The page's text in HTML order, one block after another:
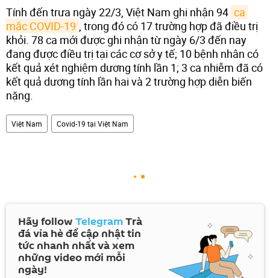
Tính đến trưa ngày 22/3, Việt Nam ghi nhận 94 ca
mắc COVID-19 , trong đó có 17 trường hợp đã điều trị
khỏi. 78 ca mới được ghi nhận từ ngày 6/3 đến nay
đang được điều trị tại các cơ sở y tế; 10 bệnh nhân có
kết quả xét nghiệm dương tính lần 1; 3 ca nhiễm đã có
kết quả dương tính lần hai và 2 trường hợp diễn biến
nặng.
Việt Nam Covid-19 tại Việt Nam
Hãy follow TelegramTrà
đá vỉa hè để cập nhật tin
tức nhanh nhất và xem
những video mới mỗi
ngày!